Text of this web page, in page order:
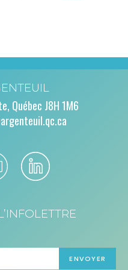
Québec J8H 1M6